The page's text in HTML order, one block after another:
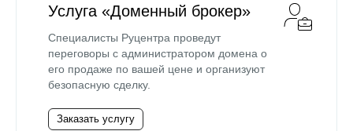
Услуга «Доменный брокер»
Специалисты Руцентра проведут
переговоры с администратором домена о
его продаже по вашей цене и организуют
безопасную сделку.
Заказать услугу